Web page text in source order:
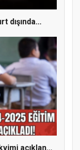
dışında...
açıklan...